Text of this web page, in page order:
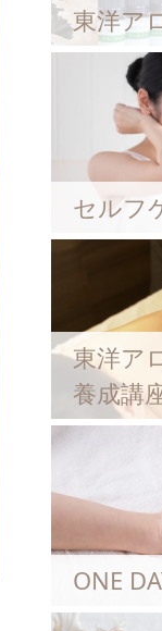
東洋ア
セルフ
東洋ア
養成講
ONE